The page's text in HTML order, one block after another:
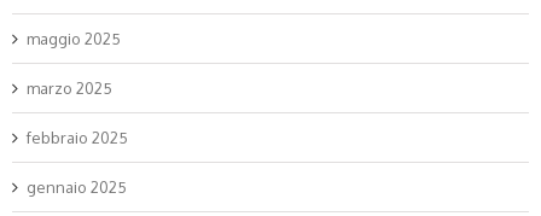
maggio 2025
marzo 2025
febbraio 2025
gennaio 2025